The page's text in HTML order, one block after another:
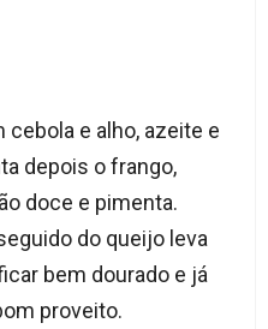
e alho, azeite e
depois o frango,
doce e pimenta.
do queijo leva
bem dourado e já
proveito.